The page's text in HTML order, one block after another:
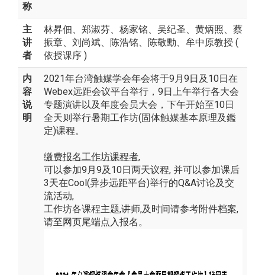
称
主
讲
者
林昇佃、郑淑芬、杨家铭、吴纪圣、黄炳照、蔡
振章、刘尚斌、陈浩铭、陈敬勳、牟中原教授 (
依授课序 )
内
容
说
明
2021年台湾触媒学会年会将于9月9日及10日在
Webex远距会议平台举行，9日上午举行各大会
专题演讲以及年度会员大会，下午开始至10日
全天则举行暑期工作坊(固体触媒基本原理及鑑
定)课程。
缴费报名工作坊课程者,
可以参加9月9及10日两天议程, 并可以参加课后
3天在Cool(异步远距平台)举行的Q&A讨论及交
流活动,
工作坊各课程主题,讲师,及时间请参考附件档案,
请至网页尾端点入报名。